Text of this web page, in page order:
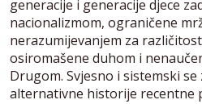
generacije i generacije djece
nacionalizmom, ograničene
nerazumijevanjem za
osiromašene duhom i
Drugom. Svjesno i sistemski
alternativne historije recentne